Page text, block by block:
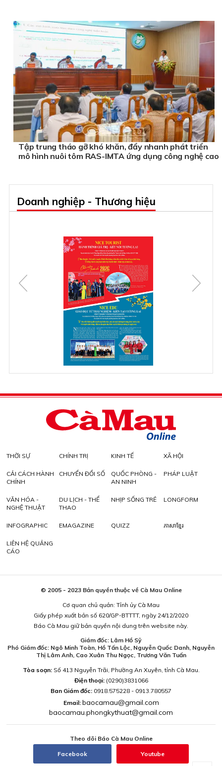
Tập trung tháo gỡ khó khăn, đẩy nhanh phát triển
mô hình nuôi tôm RAS-IMTA ứng dụng công nghệ cao
Doanh nghiệp - Thương hiệu
THỜI SỰ CHÍNH TRỊ KINH TẾ XÃ HỘI
CẢI CÁCH HÀNH
CHÍNH
CHUYỂN ĐỔI SỐ
QUỐC PHÒNG -
AN NINH
PHÁP LUẬT
VĂN HÓA -
NGHỆ THUẬT
DU LỊCH - THỂ
THAO
NHỊP SỐNG TRẺ LONGFORM
INFOGRAPHIC EMAGAZINE QUIZZ ភាសាខ្មែរ
LIÊN HỆ QUẢNG
CÁO
© 2005 - 2023 Bản quyền thuộc về Cà Mau Online
Cơ quan chủ quản: Tỉnh ủy Cà Mau
Giấy phép xuất bản số 620/GP-BTTTT, ngày 24/12/2020
Báo Cà Mau giữ bản quyền nội dung trên website này.
Giám đốc: Lâm Hồ Sỹ
Phó Giám đốc: Ngô Minh Toàn, Hồ Tấn Lộc, Nguyễn Quốc Danh, Nguyễn
Thị Lâm Anh, Cao Xuân Thu Ngọc, Trương Văn Tuấn
Tòa soạn:Số 413 Nguyễn Trãi, Phường An Xuyên, tỉnh Cà Mau.
Điện thoại: (0290)3831066
Ban Giám đốc: 0918.575228 - 0913.780557
Email: baocamau@gmail.com
baocamau.phongkythuat@gmail.com
Theo dõi Báo Cà Mau Online
Facebook Youtube